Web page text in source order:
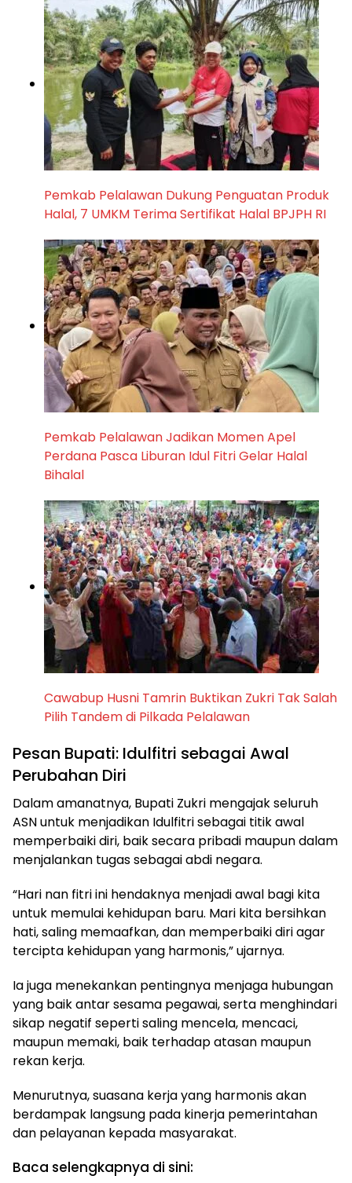
Pemkab Pelalawan Dukung Penguatan Produk
Halal, 7 UMKM Terima Sertifikat Halal BPJPH RI
Pemkab Pelalawan Jadikan Momen Apel
Perdana Pasca Liburan Idul Fitri Gelar Halal
Bihalal
Cawabup Husni Tamrin Buktikan Zukri Tak Salah
Pilih Tandem di Pilkada Pelalawan
Pesan Bupati: Idulfitri sebagai Awal
Perubahan Diri
Dalam amanatnya, Bupati Zukri mengajak seluruh
ASN untuk menjadikan Idulfitri sebagai titik awal
memperbaiki diri, baik secara pribadi maupun dalam
menjalankan tugas sebagai abdi negara.
“Hari nan fitri ini hendaknya menjadi awal bagi kita
untuk memulai kehidupan baru. Mari kita bersihkan
hati, saling memaafkan, dan memperbaiki diri agar
tercipta kehidupan yang harmonis,” ujarnya.
Ia juga menekankan pentingnya menjaga hubungan
yang baik antar sesama pegawai, serta menghindari
sikap negatif seperti saling mencela, mencaci,
maupun memaki, baik terhadap atasan maupun
rekan kerja.
Menurutnya, suasana kerja yang harmonis akan
berdampak langsung pada kinerja pemerintahan
dan pelayanan kepada masyarakat.
Baca selengkapnya di sini: